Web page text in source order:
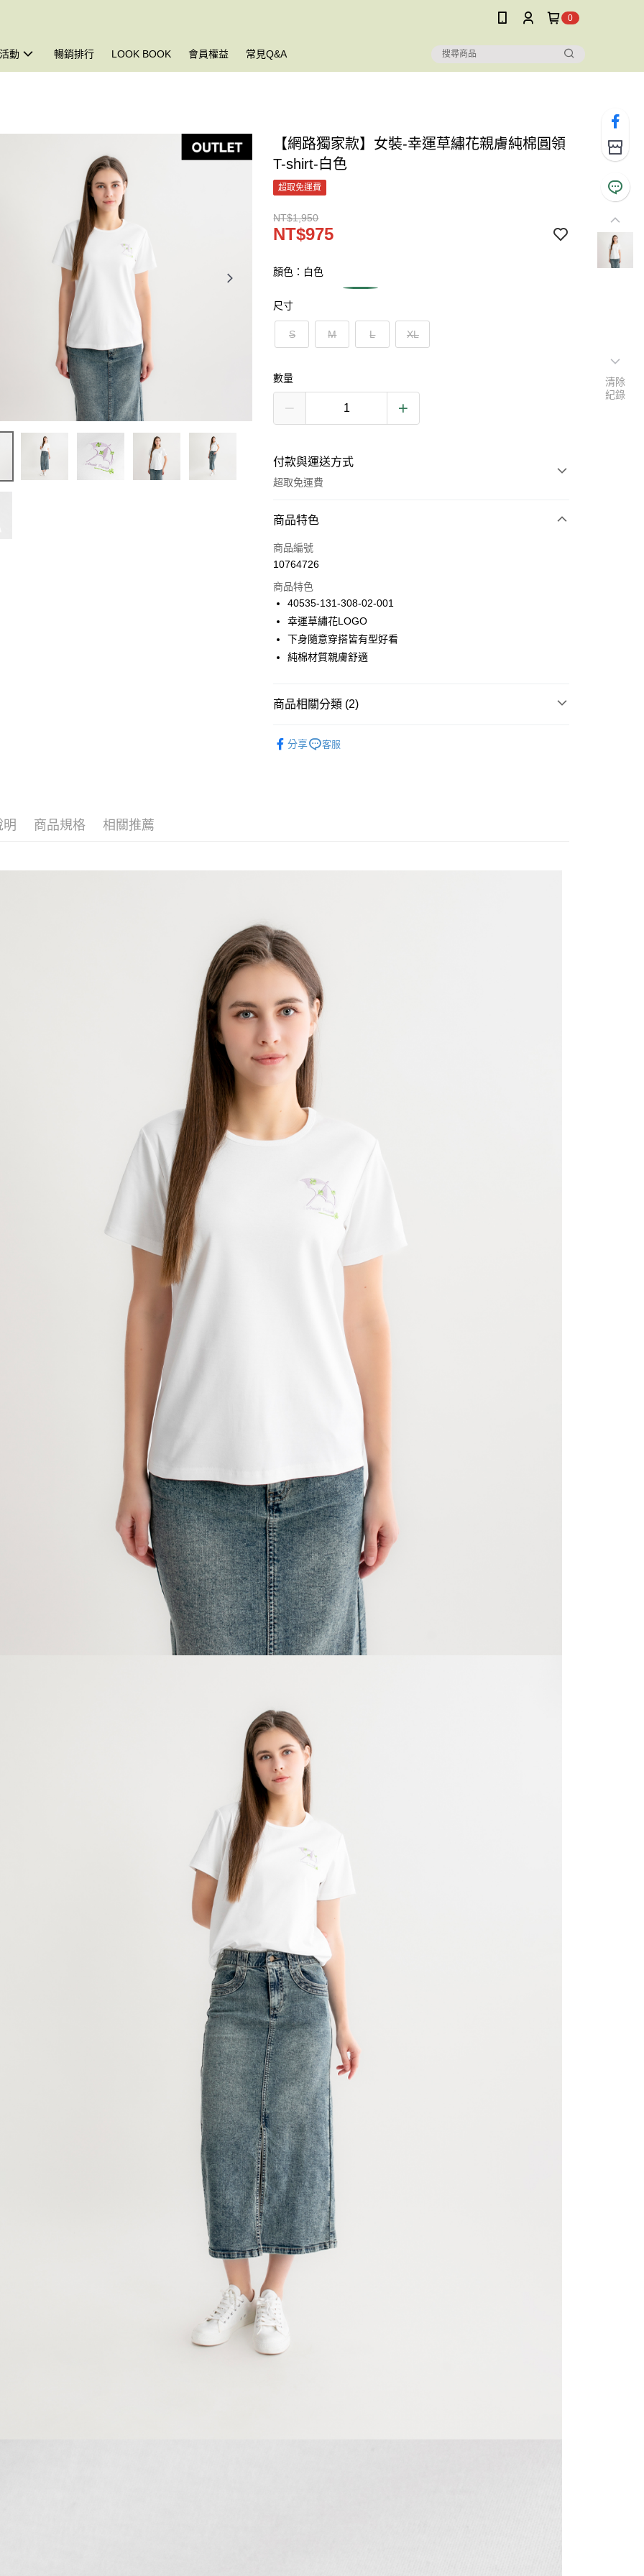
0
動 暢銷排行 LOOK BOOK 會員權益 常見Q&A
【網路獨家款】女裝-幸運草繡花親膚純棉圓領
T-shirt-白色
超取免運費
NT$1,950
NT$975
顏色：白色
尺寸
S M L XL
數量
付款與運送方式
超取免運費
付款方式
信用卡一次付款
Apple Pay
悠遊付
Google Pay
付款後全家取貨
貨到付款
每筆NT$120，滿NT$1,500(含以上)免運費
商品特色
商品編號
10764726
商品特色
40535-131-308-02-001
幸運草繡花LOGO
下身隨意穿搭皆有型好看
純棉材質親膚舒適
商品相關分類 (2)
分享 客服
明 商品規格 相關推薦
清除
紀錄